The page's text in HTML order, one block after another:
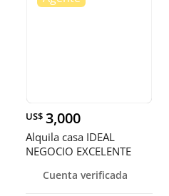
US$ 3,000
Alquila casa IDEAL
NEGOCIO EXCELENTE
INTERMEDIARIOS
Cuenta verificada